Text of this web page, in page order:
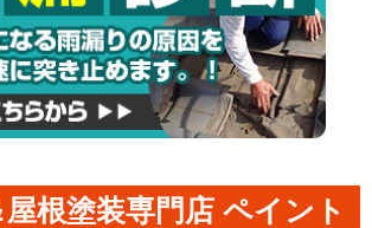
根塗装専門店 ペイント